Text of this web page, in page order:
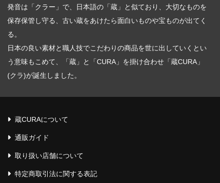
発音は「クラー」で、日本語の「蔵」と似ており、大切なものを
保存保管し守る、古い蔵をあけたら面白いものや宝ものが出てく
る。
日本の良い素材と職人技でこだわりの商品を世に出していくとい
う意味もこめて、「蔵」と「CURA」を掛け合わせ「蔵CURA」
(クラ)が誕生しました。
蔵CURAについて
通販ガイド
取り扱い店舗について
特定商取引法に関する表記